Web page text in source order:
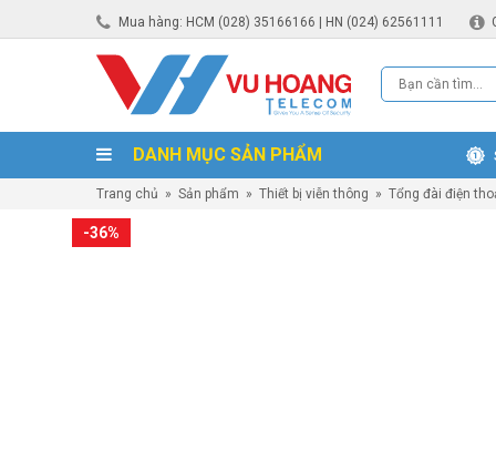
Mua hàng: HCM (028) 35166166 | HN (024) 62561111
DANH MỤC SẢN PHẨM
Trang chủ » Sản phẩm » Thiết bị viễn thông » Tổng đài điện
-36%